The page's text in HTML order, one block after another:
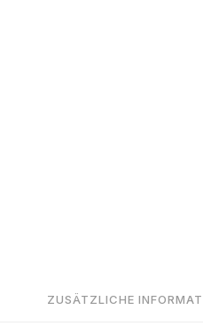
ZUSÄTZLICHE